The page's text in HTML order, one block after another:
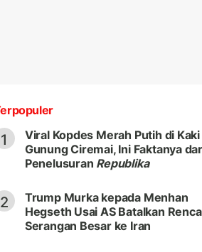
1
Viral Kopdes Merah Putih di Kaki
Gunung Ciremai, Ini Faktanya
Penelusuran Republika
2
Trump Murka kepada Menhan
Hegseth Usai AS Batalkan
Serangan Besar ke Iran